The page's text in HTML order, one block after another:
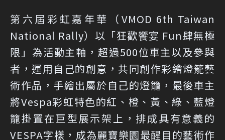
第六屆彩虹嘉年華（VMOD 6th Taiwan
National Rally）以「狂歡饗宴 Fun肆無極
限」為活動主軸，超過500位車主以及參與
者，運用自己的創意，共同創作彩繪燈籠藝
術作品，手繪出屬於自己的燈籠，最後車主
將Vespa彩虹特色的紅、橙、黃、綠、藍燈
籠掛置在巨型展示架上，排成具有意義的
VESPA字樣，成為麗寶樂園最醒目的藝術作